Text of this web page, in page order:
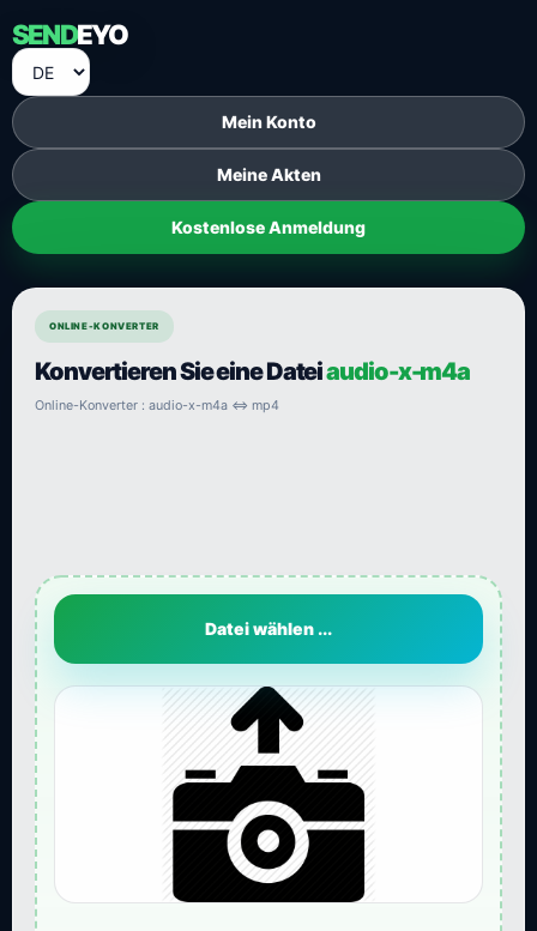
SENDEYO
Mein Konto
Meine Akten
Kostenlose Anmeldung
ONLINE-KONVERTER
Konvertieren Sie eine Dateiaudio-x-m4a
Online-Konverter : audio-x-m4a ⇔ mp4
Datei wählen ...